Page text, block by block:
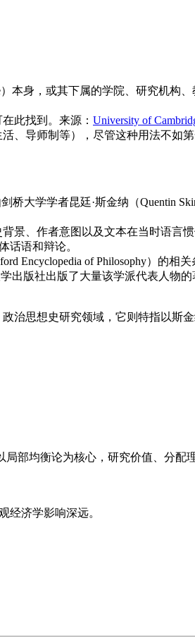
本身，或其下属的学院、研究机构
此找到。来源： University of
、导师制等），尽管这种用法不如
大学学者昆廷·斯金纳（Quentin
、作者意图以及文本在当时语言惯
话语和辩论。
Encyclopedia of Philosophy）的相关
出版社出版了大量该学派代表人物
治思想史研究领域，它则特指以斯
部均衡论为核心，研究价值、分配
经济学影响深远。